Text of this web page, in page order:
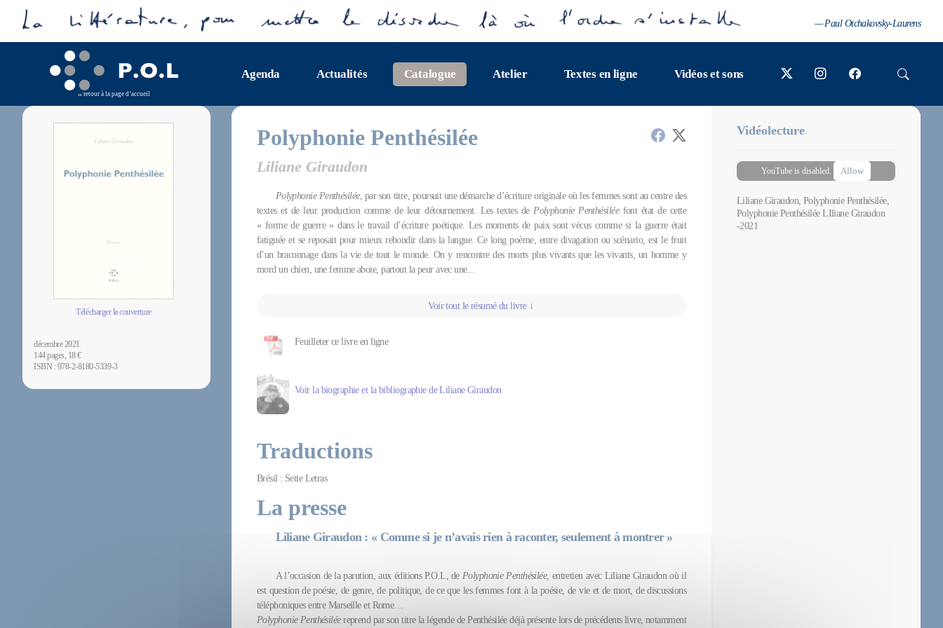
— Paul Otchakovsky-Laurens
retour à la page d’accueil
Agenda Actualités Catalogue Atelier Textes en ligne Vidéos et sons
Télécharger la couverture
décembre 2021
144 pages, 18 €
ISBN : 978-2-8180-5339-3
Polyphonie Penthésilée
Liliane Giraudon
Polyphonie Penthésilée, par son titre, poursuit une démarche d’écriture originale où les femmes sont au centre des
textes et de leur production comme de leur détournement. Les textes dePolyphonie Penthésiléefont état de cette
« forme de guerre » dans le travail d’écriture poétique. Les moments de paix sont vécus comme si la guerre était
fatiguée et se reposait pour mieux rebondir dans la langue. Ce long poème, entre divagation ou scénario, est le fruit
d’un braconnage dans la vie de tout le monde. On y rencontre des morts plus vivants que les vivants, un homme y
mord un chien, une femme aboie, partout la peur avec une...
Voir tout le résumé du livre ↓
Feuilleter ce livre en ligne
Voir la biographie et la bibliographie de Liliane Giraudon
Traductions
Brésil : Sette Letras
La presse
Liliane Giraudon : « Comme si je n’avais rien à raconter, seulement à montrer »
A l’occasion de la parution, aux éditions P.O.L, de Polyphonie Penthésilée, entretien avec Liliane Giraudon où il
est question de poésie, de genre, de politique, de ce que les femmes font à la poésie, de vie et de mort, de discussions
téléphoniques entre Marseille et Rome…
Polyphonie Penthésiléereprend par son titre la légende de Penthésilée déjà présente lors de précédents livre, notamment
Vidéolecture
YouTube is disabled. Allow
Liliane Giraudon, Polyphonie Penthésilée,
Polyphonie Penthésilée LIliane Giraudon
-2021